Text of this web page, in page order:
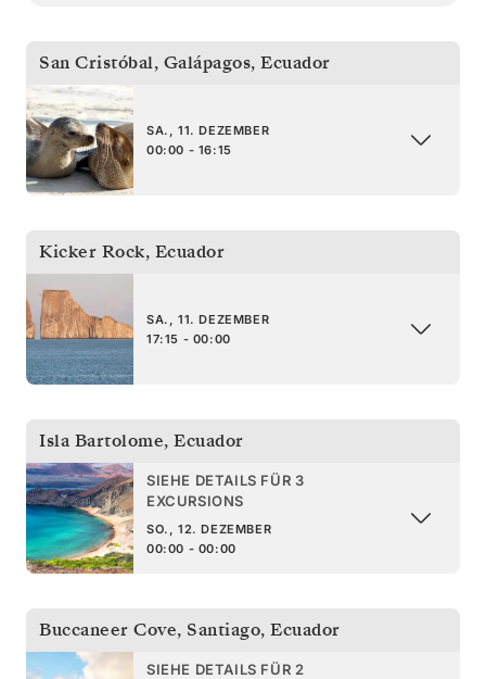
San Cristóbal, Galápagos, Ecuador
SA., 11. DEZEMBER
00:00 - 16:15
Kicker Rock, Ecuador
SA., 11. DEZEMBER
17:15 - 00:00
Isla Bartolome, Ecuador
SIEHE DETAILS FÜR 3
EXCURSIONS
SO., 12. DEZEMBER
00:00 - 00:00
Buccaneer Cove, Santiago, Ecuador
SIEHE DETAILS FÜR 2